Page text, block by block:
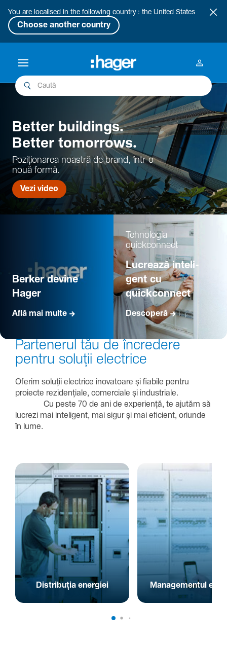
You are localised in the following country : the United States
Choose another country
Better buil­dings.
Better tomor­rows.
Pozi­țio­narea noastră de brand, într-o
nouă formă.
Vezi video
Berker devine
Hager
Află mai multe
Tehno­logia
quickconnect
Lucrează inte­li­
gent cu
quickconnect
Descoperă
Parte­nerul tău de încre­dere
pentru soluții electrice
Oferim soluții electrice inova­toare și fiabile pentru
proiecte rezi­den­țiale, comer­ciale și indus­triale.
Cu peste 70 de ani de expe­riență, te ajutăm să
lucrezi mai inte­li­gent, mai sigur și mai eficient, oriunde
în lume.
Distribuția energiei Managementul